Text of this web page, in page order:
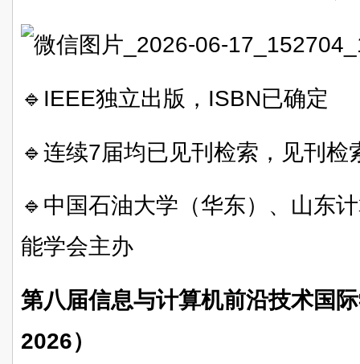
🔹IEEE独立出版，ISBN已确定
🔹连续7届均已见刊检索，见刊检
🔹中国石油大学（华东）、山东
能学会主办
第八届信息与计算机前沿技术国
2026）